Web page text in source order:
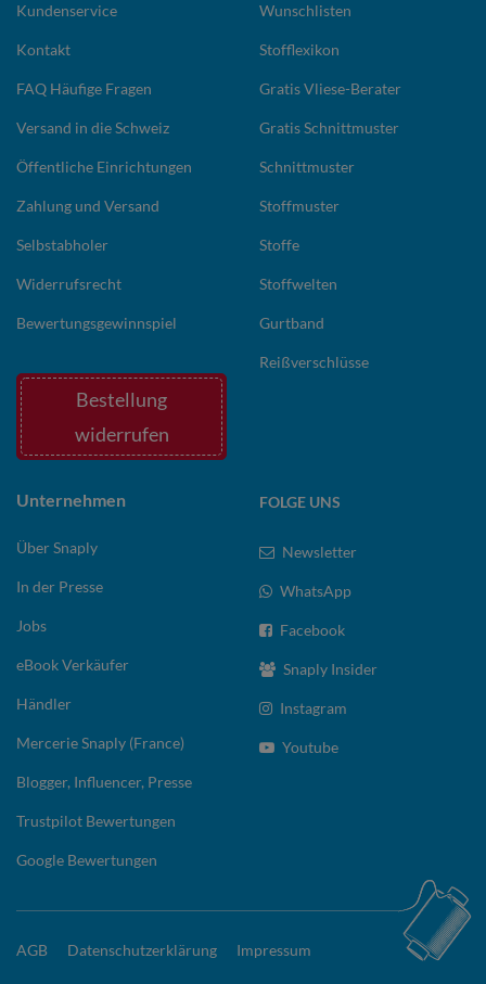
Kundenservice
Kontakt
FAQ Häufige Fragen
Versand in die Schweiz
Öffentliche Einrichtungen
Zahlung und Versand
Selbstabholer
Widerrufsrecht
Bewertungsgewinnspiel
Bestellung
widerrufen
Wunschlisten
Stofflexikon
Gratis Vliese-Berater
Gratis Schnittmuster
Schnittmuster
Stoffmuster
Stoffe
Stoffwelten
Gurtband
Reißverschlüsse
Unternehmen
Über Snaply
In der Presse
Jobs
eBook Verkäufer
Händler
Mercerie Snaply (France)
Blogger, Influencer, Presse
Trustpilot Bewertungen
Google Bewertungen
FOLGE UNS
Newsletter
WhatsApp
Facebook
Snaply Insider
Instagram
Youtube
AGB Datenschutzerklärung Impressum